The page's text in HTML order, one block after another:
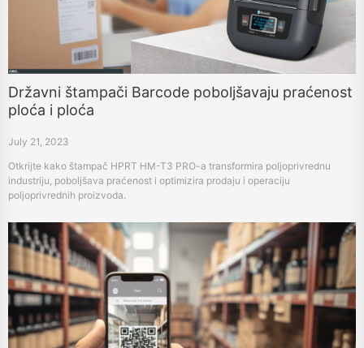
Državni štampači Barcode poboljšavaju praćenost
ploća i ploća
July 21, 2023
Otkrijte kako štampač HPRT HM-T3 PRO-a transformira poljoprivrednu
industriju, poboljšava praćenost i optimizira prodaju i operaciju
poljoprivrednih proizvoda.